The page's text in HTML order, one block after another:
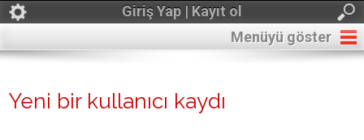
Giriş Yap | Kayıt ol
Menüyü göster
Yeni bir kullanıcı kaydı